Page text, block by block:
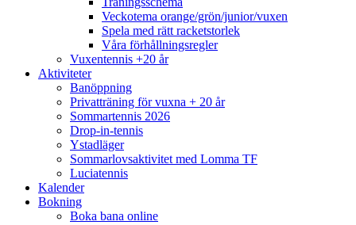
Veckotema orange/grön/junior/vuxen
Spela med rätt racketstorlek
Våra förhållningsregler
Vuxentennis +20 år
Aktiviteter
Banöppning
Privatträning för vuxna + 20 år
Sommartennis 2026
Drop-in-tennis
Ystadläger
Sommarlovsaktivitet med Lomma TF
Luciatennis
Kalender
Bokning
Boka bana online